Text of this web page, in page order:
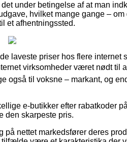
under betingelse af at man
hvilket mange gange –
et afhentningssted.
laveste priser hos flere internet
virksomheder været nødt til
også til voksne – markant, og
e-butikker efter rabatkoder
den skarpeste pris.
nettet markedsfører deres